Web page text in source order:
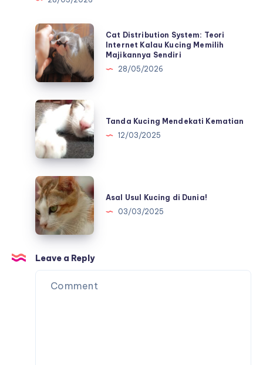
Cat
Distribution
System:
Teori
Internet
Kalau
Kucing
Memilih
Majikannya
Sendiri
Cat Distribution System: Teori
Internet Kalau Kucing Memilih
Majikannya Sendiri
28/05/2026
Tanda
Kucing
Mendekati
Kematian
Tanda Kucing Mendekati Kematian
12/03/2025
Asal
Usul
Kucing
di
Dunia!
Asal Usul Kucing di Dunia!
03/03/2025
Leave a Reply